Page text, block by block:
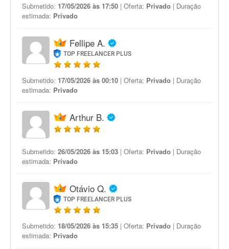
Submetido: 17/05/2026 às 17:50 | Oferta: Privado | Duração
estimada: Privado
Fellipe A.
TOP FREELANCER PLUS
Submetido: 17/05/2026 às 00:10 | Oferta: Privado | Duração
estimada: Privado
Arthur B.
Submetido: 26/05/2026 às 15:03 | Oferta: Privado | Duração
estimada: Privado
Otávio Q.
TOP FREELANCER PLUS
Submetido: 18/05/2026 às 15:35 | Oferta: Privado | Duração
estimada: Privado